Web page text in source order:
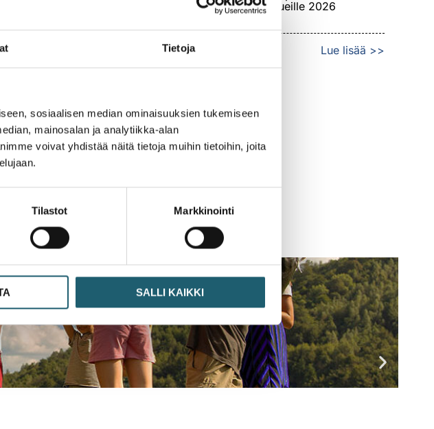
Tietoja
sosiaalisen median ominaisuuksien tukemiseen
mainosalan ja analytiikka-alan
voivat yhdistää näitä tietoja muihin tietoihin, joita
Tilastot Markkinointi
SALLI KAIKKI
laajenevat uusille riskialueille 2026
Lue lisää >>